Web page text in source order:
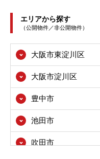
エリアから探す
（公開物件／非公開物件）
大阪市東淀川区
大阪市淀川区
豊中市
池田市
吹田市